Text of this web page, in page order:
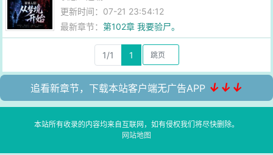
更新时间：07-21 23:54:12
最新章节：第102章 我要验尸。
1/1 1
追看新章节，下载本站客户端无广告APP ↓↓↓
本站所有收录的内容均来自互联网，如有侵权我们将尽快删除。
网站地图